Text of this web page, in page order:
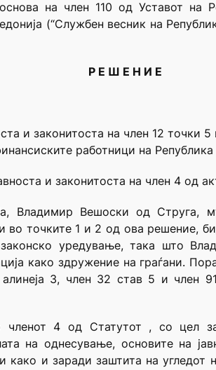
на член 110 од Уставот на
(“Службен весник на
Р Е Ш Е Н И Е
и законитоста на член 12 точки 5
работници на Република
и законитоста на член 4 од
Владимир Вешоски од Струга,
во точките 1 и 2 од ова решение,
уредување, така што
како здружение на граѓани.
3, член 32 став 5 и член
членот 4 од Статутот , со цел
на однесување, основите на
и заради заштита на угледот